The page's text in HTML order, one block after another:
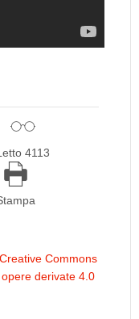
4113
Creative Commons
derivate 4.0